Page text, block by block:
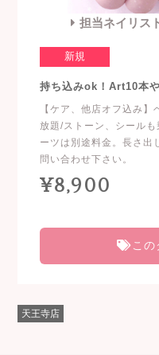
担当ネイリス
新規
持ち込みok！Art10本
【ケア、他店オフ込み
放題/ストーン、シール
ーツは別途料金。長さ
問い合わせ下さい。
¥8,900
この
天王寺店